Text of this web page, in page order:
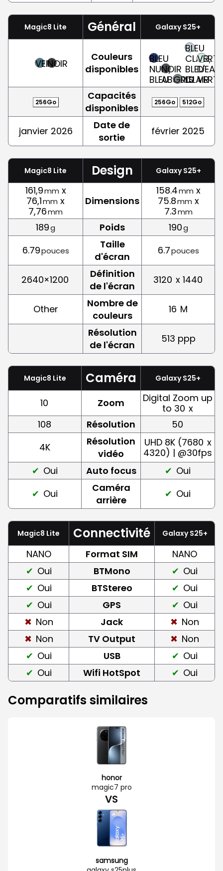
Magic8 Lite Général Galaxy S25+
VERTNOIR
Couleurs
disponibles
BLEU
NUIT,
BLEU
NOIR
ABSOLU
GRIS
BLEU
CLAIR,
BLEU-
CLAIR
VERT
D'EAU,
VERT
256Go
Capacités
disponibles
256Go 512Go
janvier 2026
Date de
sortie
février 2025
Magic8 Lite Design Galaxy S25+
161,9mm x
76,1mm x
7,76mm
Dimensions
158.4mm x
75.8mm x
7.3mm
189g Poids 190g
6.79pouces
Taille
d'écran
6.7pouces
2640×1200
Définition
de l'écran
3120 x 1440
Other
Nombre de
couleurs
16 M
Résolution
de l'écran
513 ppp
Magic8 Lite Caméra Galaxy S25+
10 Zoom
Digital Zoom up
to 30 x
108
Résolution
50
4K
Résolution
vidéo
UHD 8K (7680 x
4320) | @30fps
Oui
Auto focus
Oui
Oui
Caméra
arrière
Oui
Magic8 Lite Connectivité Galaxy S25+
NANO Format SIM
NANO
Oui
BTMono
Oui
Oui
BTStereo
Oui
Oui
GPS
Oui
Non
Jack
Non
Non
TV Output
Non
Oui
USB
Oui
Oui
Wifi HotSpot Oui
Comparatifs similaires
honor
magic7 pro
VS
samsung